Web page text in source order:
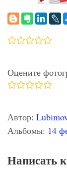
Оцените
Автор:
Альбомы: 14
Написать